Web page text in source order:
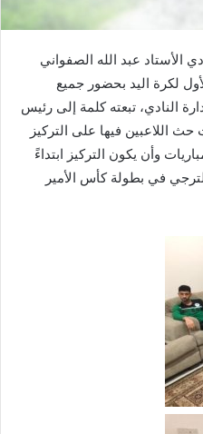
الأستاد عبد الله الصفواني
لكرة اليد بحضور جميع
النادي، تبعته كلمة إلى رئيس
حث اللاعبين فيها على التركيز
وأن يكون التركيز ابتداءً
في بطولة كأس الأمير